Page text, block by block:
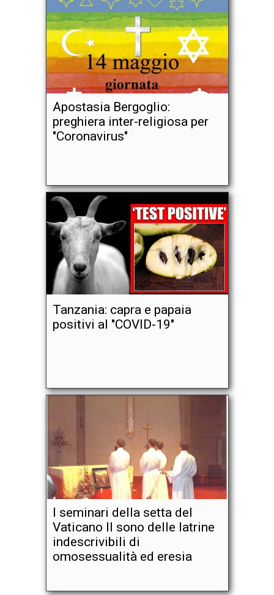
Apostasia Bergoglio:
preghiera inter-religiosa per
"Coronavirus"
Tanzania: capra e papaia
positivi al "COVID-19"
I seminari della setta del
Vaticano II sono delle latrine
indescrivibili di
omosessualità ed eresia